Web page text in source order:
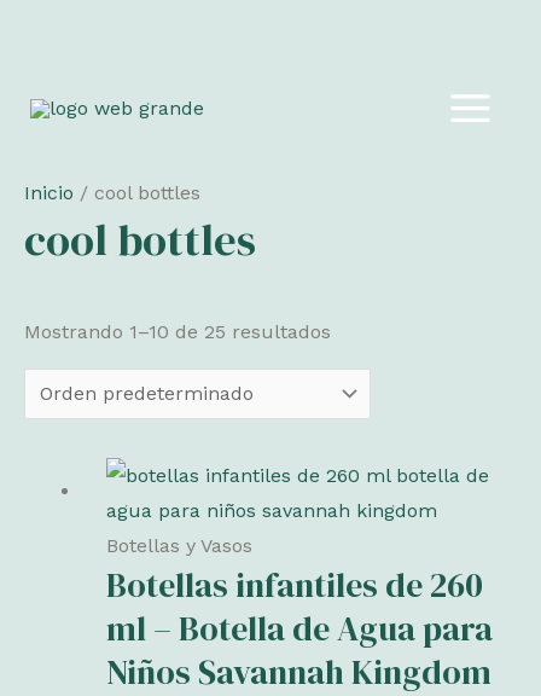
MAIN
Inicio / cool bottles
cool bottles
Mostrando 1–10 de 25 resultados
Botellas y Vasos
Botellas infantiles de 260
ml – Botella de Agua para
Niños Savannah Kingdom